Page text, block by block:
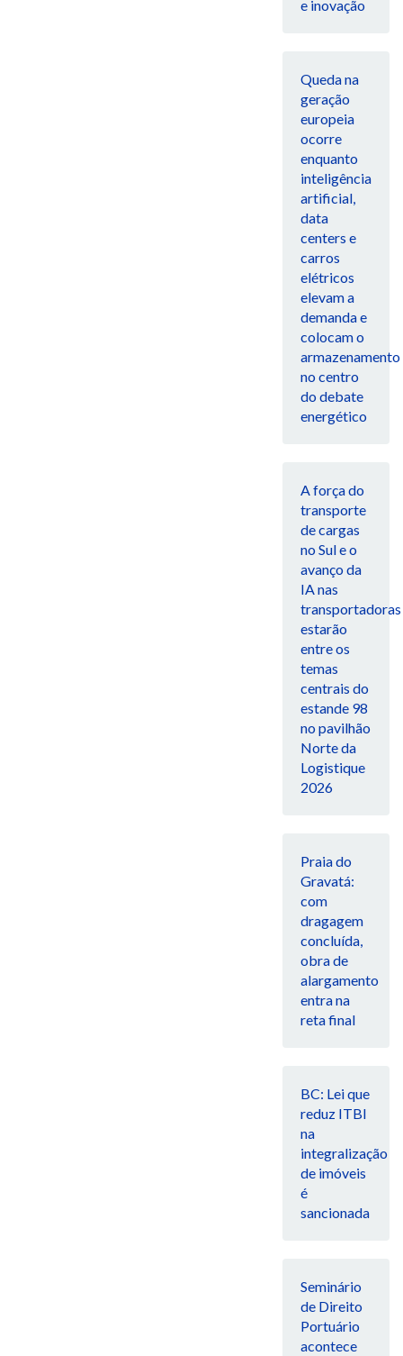
e inovação
Queda na
geração
europeia
ocorre
enquanto
inteligência
artificial,
data
centers e
carros
elétricos
elevam a
demanda e
colocam o
armazenamento
no centro
do debate
energético
A força do
transporte
de cargas
no Sul e o
avanço da
IA nas
transportadoras
estarão
entre os
temas
centrais do
estande 98
no pavilhão
Norte da
Logistique
2026
Praia do
Gravatá:
com
dragagem
concluída,
obra de
alargamento
entra na
reta final
BC: Lei que
reduz ITBI
na
integralização
de imóveis
é
sancionada
Seminário
de Direito
Portuário
acontece